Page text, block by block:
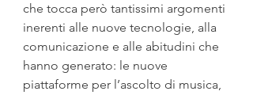
che tocca però tantissimi argomenti
inerenti alle nuove tecnologie, alla
comunicazione e alle abitudini che
hanno generato: le nuove
piattaforme per l’ascolto di musica,